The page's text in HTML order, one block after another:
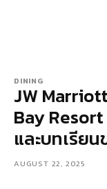
DINING
JW
Bay
และบทเรีย
AUGUST 22, 2025